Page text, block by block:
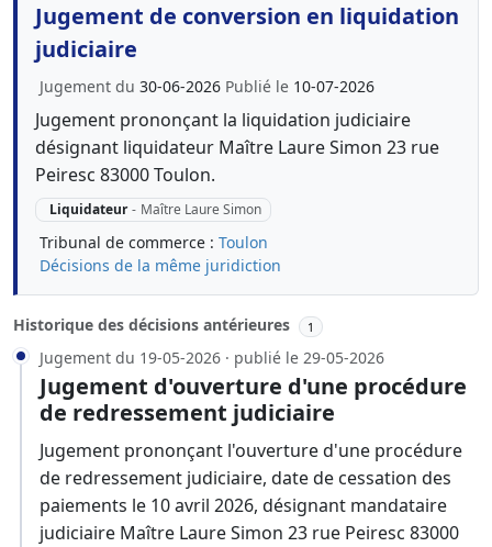
Jugement de conversion en liquidation
judiciaire
Jugement du 30-06-2026 Publié le 10-07-2026
Jugement prononçant la liquidation judiciaire
désignant liquidateur Maître Laure Simon 23 rue
Peiresc 83000 Toulon.
Liquidateur - Maître Laure Simon
Tribunal de commerce : Toulon
Décisions de la même juridiction
Historique des décisions antérieures 1
Jugement du 19-05-2026 · publié le 29-05-2026
Jugement d'ouverture d'une procédure
de redressement judiciaire
Jugement prononçant l'ouverture d'une procédure
de redressement judiciaire, date de cessation des
paiements le 10 avril 2026, désignant mandataire
judiciaire Maître Laure Simon 23 rue Peiresc 83000